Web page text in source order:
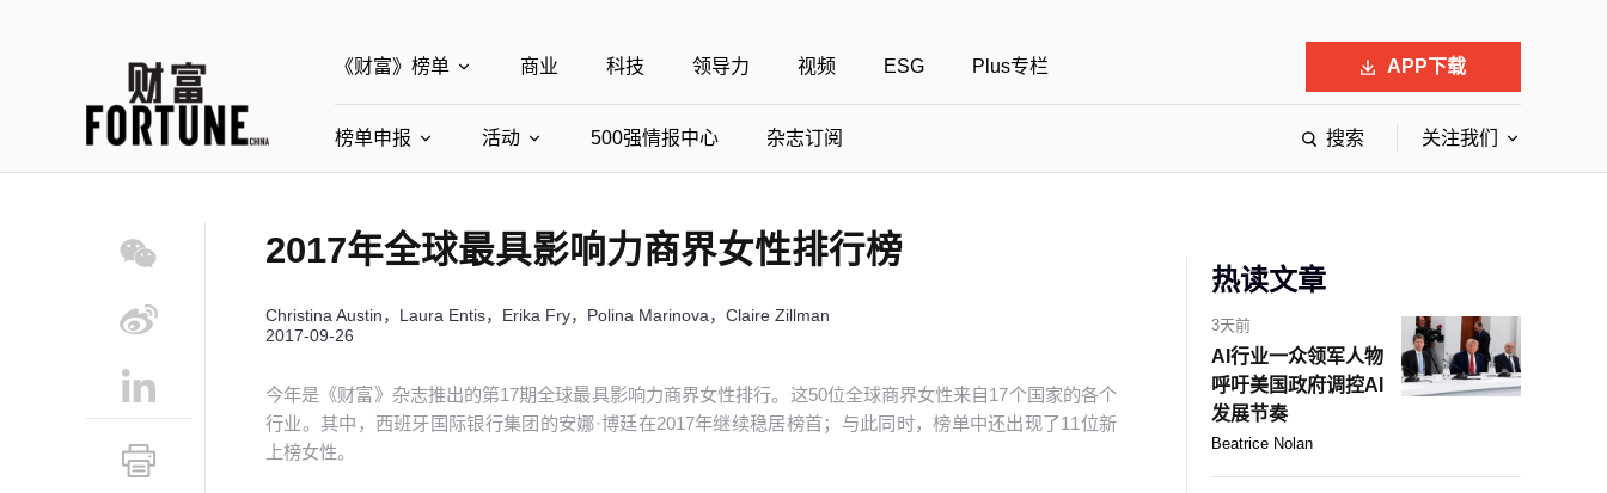
《财富》榜单
全部榜单
中国最具影响力商界女性 年度中国商人
商业 科技 领导力 视频 ESG Plus专栏 APP下载
榜单申报
中国ESG影响力榜申报 中国40位40岁以下的商界精英申报
中国最具影响力的商界女性申报 中国最佳设计榜申报
活动
财富MPW女性峰会 财富世界500强峰会
财富全球论坛 财富全球科技论坛
500强情报中心 杂志订阅 搜索 关注我们
小号
2017年全球最具影响力商界女性排行榜
Christina Austin，Laura Entis，Erika Fry，Polina Marinova，Claire Zillman
2017-09-26
今年是《财富》杂志推出的第17期全球最具影响力商界女性排行。这50位全球商界女性来自17个国家的各个
行业。其中，西班牙国际银行集团的安娜·博廷在2017年继续稳居榜首；与此同时，榜单中还出现了11位新
上榜女性。
热读文章
AI行业一众领军人物
呼吁美国政府调控AI
发展节奏
Beatrice Nolan
3天前